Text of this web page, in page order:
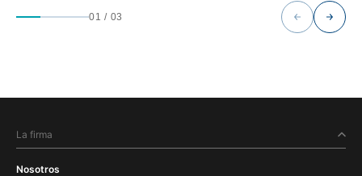
01 / 03
La firma
Nosotros